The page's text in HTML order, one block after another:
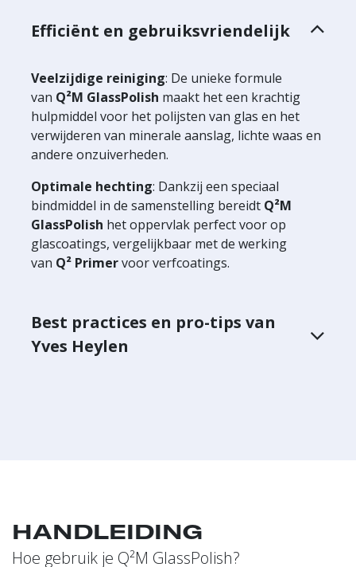
Efficiënt en gebruiksvriendelijk
Veelzijdige reiniging: De unieke formule
van Q²M GlassPolish maakt het een krachtig
hulpmiddel voor het polijsten van glas en het
verwijderen van minerale aanslag, lichte waas en
andere onzuiverheden.
Optimale hechting: Dankzij een speciaal
bindmiddel in de samenstelling bereidt Q²M
GlassPolish het oppervlak perfect voor op
glascoatings, vergelijkbaar met de werking
van Q² Primervoor verfcoatings.
Best practices en pro-tips van
Yves Heylen
HANDLEIDING
Hoe gebruik je Q²M GlassPolish?